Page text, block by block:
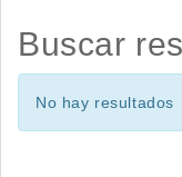
Buscar
No hay resultados